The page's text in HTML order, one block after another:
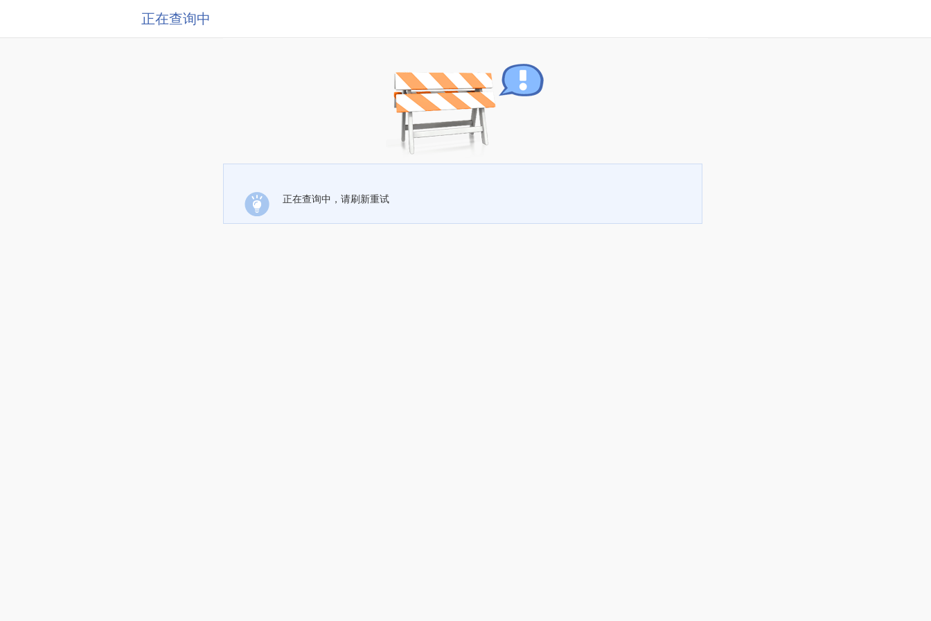
正在查询中
正在查询中，请刷新重试